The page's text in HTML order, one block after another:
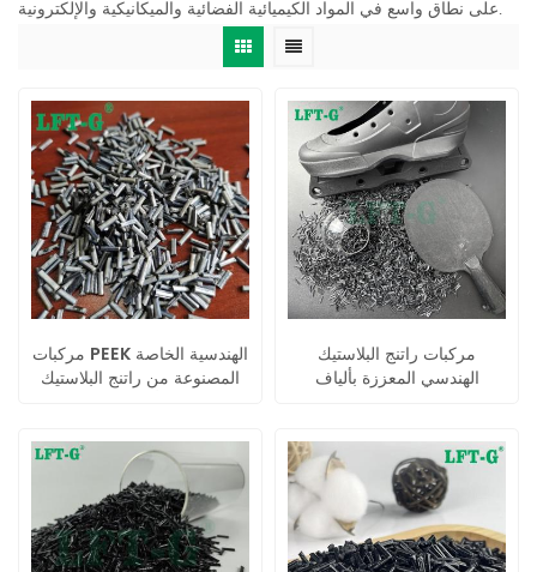
على نطاق واسع في المواد الكيميائية الفضائية والميكانيكية والإلكترونية.
مركبات PEEK الهندسية الخاصة
المصنوعة من راتنج البلاستيك
مركبات راتنج البلاستيك
الهندسي المعززة بألياف